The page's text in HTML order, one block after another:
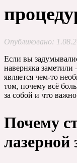
Опубликовано:
Если вы
наверняка заметили
является чем-то
том, почему всё
за собой и что
Почему
лазерной